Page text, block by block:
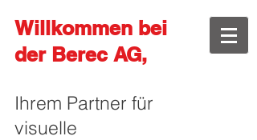
Willkommen bei
der Berec AG,
Ihrem Partner für
visuelle